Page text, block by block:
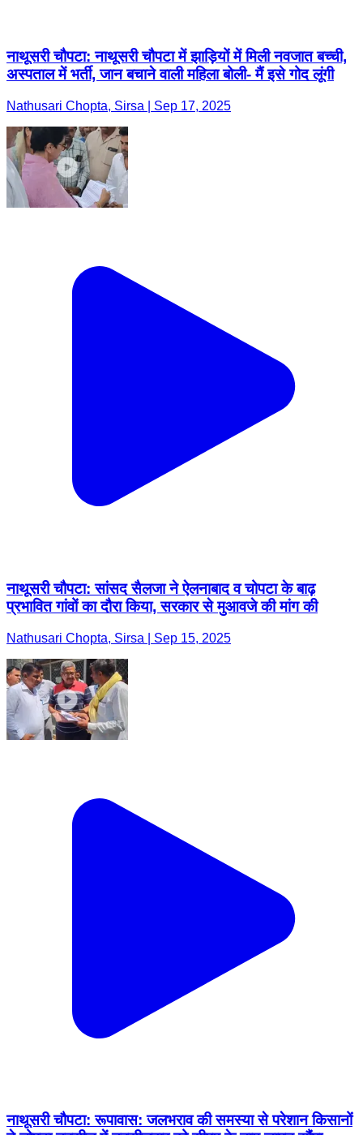
नाथूसरी चौपटा: नाथूसरी चौपटा में झाड़ियों में मिली नवजात बच्ची,
अस्पताल में भर्ती, जान बचाने वाली महिला बोली- मैं इसे गोद लूंगी
Nathusari Chopta, Sirsa | Sep 17, 2025
नाथूसरी चौपटा: सांसद सैलजा ने ऐलनाबाद व चोपटा के बाढ़
प्रभावित गांवों का दौरा किया, सरकार से मुआवजे की मांग की
Nathusari Chopta, Sirsa | Sep 15, 2025
नाथूसरी चौपटा: रूपावास: जलभराव की समस्या से परेशान किसानों